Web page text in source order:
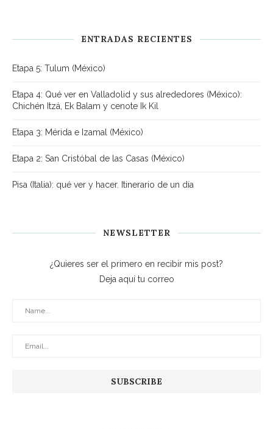
ENTRADAS RECIENTES
Etapa 5: Tulum (México)
Etapa 4: Qué ver en Valladolid y sus alrededores (México):
Chichén Itzá, Ek Balam y cenote Ik Kil
Etapa 3: Mérida e Izamal (México)
Etapa 2: San Cristóbal de las Casas (México)
Pisa (Italia): qué ver y hacer. Itinerario de un día
NEWSLETTER
¿Quieres ser el primero en recibir mis post?
Deja aquí tu correo